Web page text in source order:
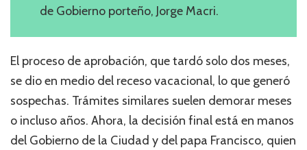
de Gobierno porteño, Jorge Macri.
El proceso de aprobación, que tardó solo dos meses,
se dio en medio del receso vacacional, lo que generó
sospechas. Trámites similares suelen demorar meses
o incluso años. Ahora, la decisión final está en manos
del Gobierno de la Ciudad y del papa Francisco, quien